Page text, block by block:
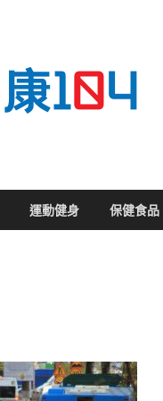
運動健身 保健食品